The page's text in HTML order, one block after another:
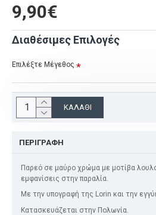
9,90€
Διαθέσιμες Επιλογές
Επιλέξτε Μέγεθος
ΚΑΛΆΘΙ
ΠΕΡΙΓΡΑΦΉ
Παρεό σε μαύρο χρώμα με μοτίβα
εμφανίσεις στην παραλία.
Με την υπογραφή της Lorin και την
Κατασκευάζεται στην Πολωνία.